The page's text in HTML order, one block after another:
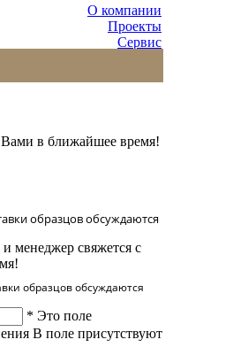
О компании
Проекты
Сервис
в ближайшее время!
образцов обсуждаются
менеджер свяжется с
образцов обсуждаются
* Это поле
В поле присутствуют